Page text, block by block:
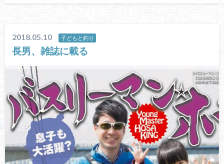
2018.05.10 子どもと釣り
長男、雑誌に載る